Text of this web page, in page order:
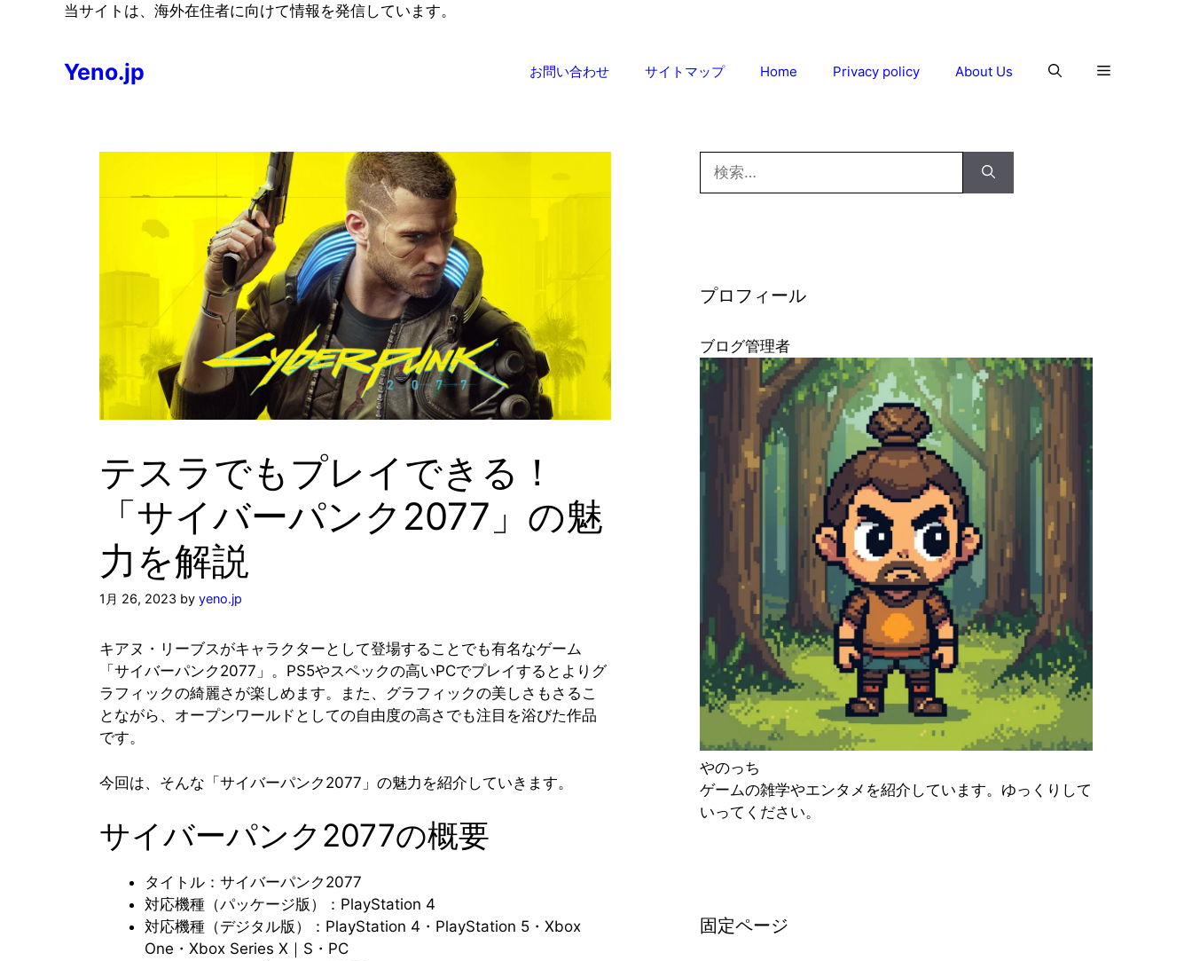
当サイトは、海外在住者に向けて情報を発信しています。
Yeno.jp お問い合わせ サイトマップ Home Privacy policy About Us
テスラでもプレイできる！
「サイバーパンク2077」の魅
力を解説
1月 26, 2023 by yeno.jp
キアヌ・リーブスがキャラクターとして登場することでも有名なゲーム
「サイバーパンク2077」。PS5やスペックの高いPCでプレイするとよりグ
ラフィックの綺麗さが楽しめます。また、グラフィックの美しさもさるこ
とながら、オープンワールドとしての自由度の高さでも注目を浴びた作品
です。
今回は、そんな「サイバーパンク2077」の魅力を紹介していきます。
サイバーパンク2077の概要
タイトル：サイバーパンク2077
対応機種（パッケージ版）：PlayStation 4
対応機種（デジタル版）：PlayStation 4・PlayStation 5・Xbox
One・Xbox Series X｜S・PC
索:
プロフィール
ブログ管理者
やのっち
ゲームの雑学やエンタメを紹介しています。ゆっくりして
いってください。
固定ページ